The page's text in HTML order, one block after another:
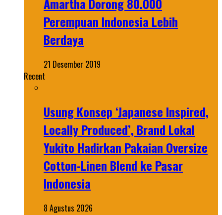
Perempuan Indonesia Lebih
Berdaya
21 Desember 2019
Recent
Usung Konsep ‘Japanese Inspired,
Locally Produced’, Brand Lokal
Yukito Hadirkan Pakaian Oversize
Cotton-Linen Blend ke Pasar
Indonesia
8 Agustus 2026